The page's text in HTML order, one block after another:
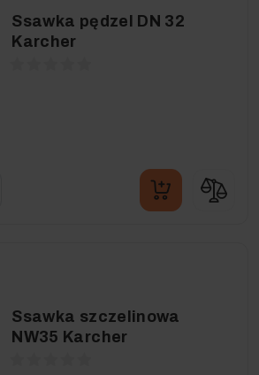
Ssawka pędzel DN 32
Karcher
Ssawka szczelinowa
NW35 Karcher